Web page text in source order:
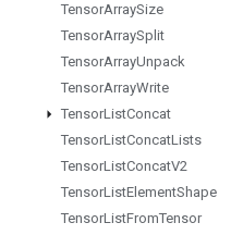
TensorArraySize
TensorArraySplit
TensorArrayUnpack
TensorArrayWrite
TensorListConcat
TensorListConcatLists
TensorListConcatV2
TensorListElementShape
TensorListFromTensor